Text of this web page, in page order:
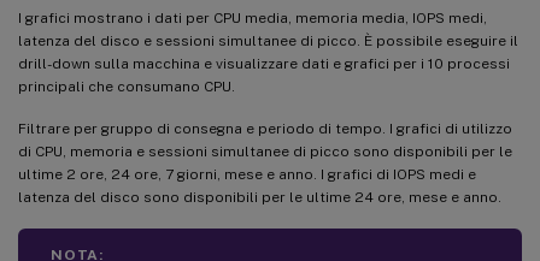
I grafici mostrano i dati per CPU media, memoria media, IOPS medi,
latenza del disco e sessioni simultanee di picco. È possibile eseguire il
drill-down sulla macchina e visualizzare dati e grafici per i 10 processi
principali che consumano CPU.
Filtrare per gruppo di consegna e periodo di tempo. I grafici di utilizzo
di CPU, memoria e sessioni simultanee di picco sono disponibili per le
ultime 2 ore, 24 ore, 7 giorni, mese e anno. I grafici di IOPS medi e
latenza del disco sono disponibili per le ultime 24 ore, mese e anno.
NOTA: